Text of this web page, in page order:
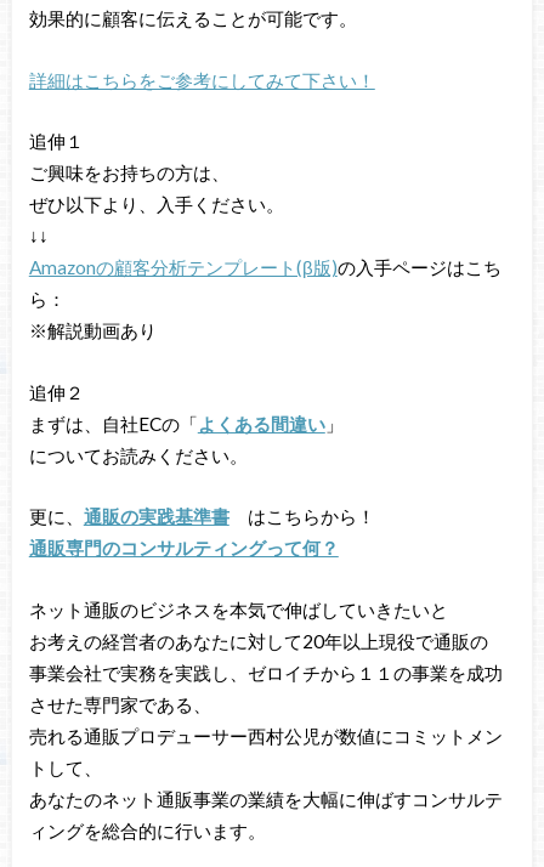
効果的に顧客に伝えることが可能です。
詳細はこちらをご参考にしてみて下さい！
追伸１
ご興味をお持ちの方は、
ぜひ以下より、入手ください。
↓↓
Amazonの顧客分析テンプレート(β版)の入手ページはこち
ら：
※解説動画あり
追伸２
まずは、自社ECの「よくある間違い」
についてお読みください。
更に、 通販の実践基準書はこちらから！
通販専門のコンサルティングって何？
ネット通販のビジネスを本気で伸ばしていきたいと
お考えの経営者のあなたに対して20年以上現役で通販の
事業会社で実務を実践し、ゼロイチから１１の事業を成功
させた専門家である、
売れる通販プロデューサー西村公児が数値にコミットメン
トして、
あなたのネット通販事業の業績を大幅に伸ばすコンサルテ
ィングを総合的に行います。